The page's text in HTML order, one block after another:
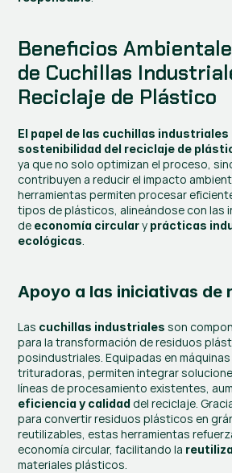
Beneficios
de Cuchillas
Reciclaje de Plástico
El papel de las cuchillas industriales
sostenibilidad del reciclaje de
ya que no solo optimizan el proceso,
contribuyen a reducir el impacto
herramientas permiten procesar
tipos de plásticos, alineándose con las
de economía circular y prácticas
ecológicas
Apoyo a las iniciativas de
Las cuchillas industriales son
para la transformación de residuos
posindustriales. Equipadas en
trituradoras, permiten integrar
eficiencia y calidad del reciclaje.
para convertir residuos plásticos en
reutilizables, estas herramientas
economía circular, facilitando la
materiales plásticos.